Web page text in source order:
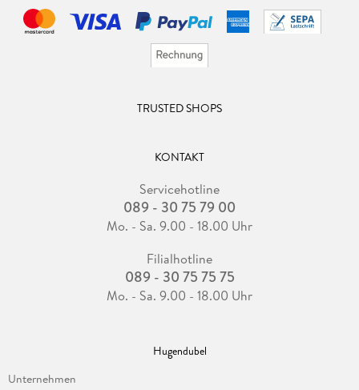
TRUSTED SHOPS
KONTAKT
Servicehotline
089 - 30 75 79 00
Mo. - Sa. 9.00 - 18.00 Uhr
Filialhotline
089 - 30 75 75 75
Mo. - Sa. 9.00 - 18.00 Uhr
Hugendubel
Unternehmen